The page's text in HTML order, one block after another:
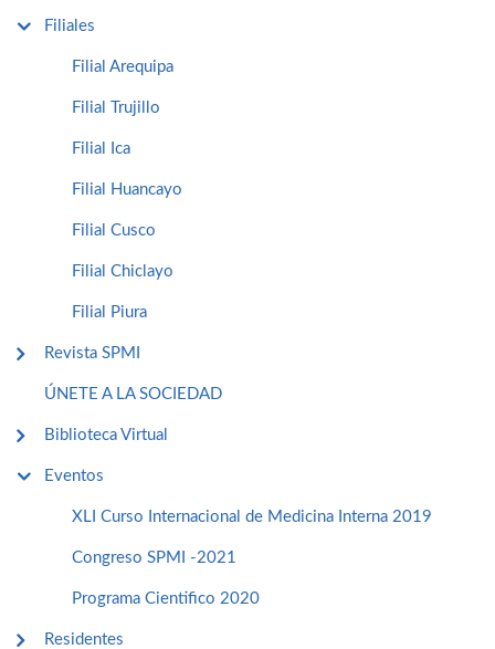
Filiales
Filial Arequipa
Filial Trujillo
Filial Ica
Filial Huancayo
Filial Cusco
Filial Chiclayo
Filial Piura
Revista SPMI
ÚNETE A LA SOCIEDAD
Biblioteca Virtual
Eventos
XLI Curso Internacional de Medicina Interna 2019
Congreso SPMI -2021
Programa Cientifico 2020
Residentes